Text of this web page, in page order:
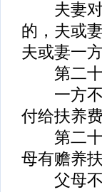
夫妻对
的，夫或
夫或妻一
第二十
一方不
付给扶养
第二十
母有赡养
父母不